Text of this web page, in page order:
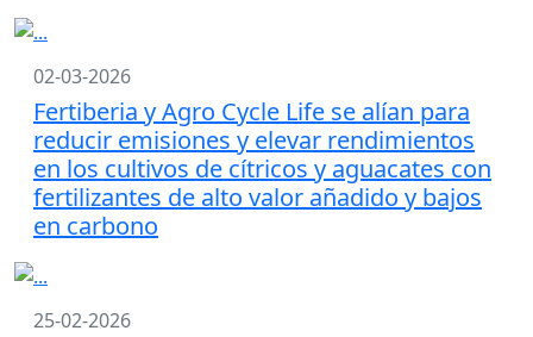
02-03-2026
Fertiberia y Agro Cycle Life se alían para
reducir emisiones y elevar rendimientos
en los cultivos de cítricos y aguacates con
fertilizantes de alto valor añadido y bajos
en carbono
25-02-2026